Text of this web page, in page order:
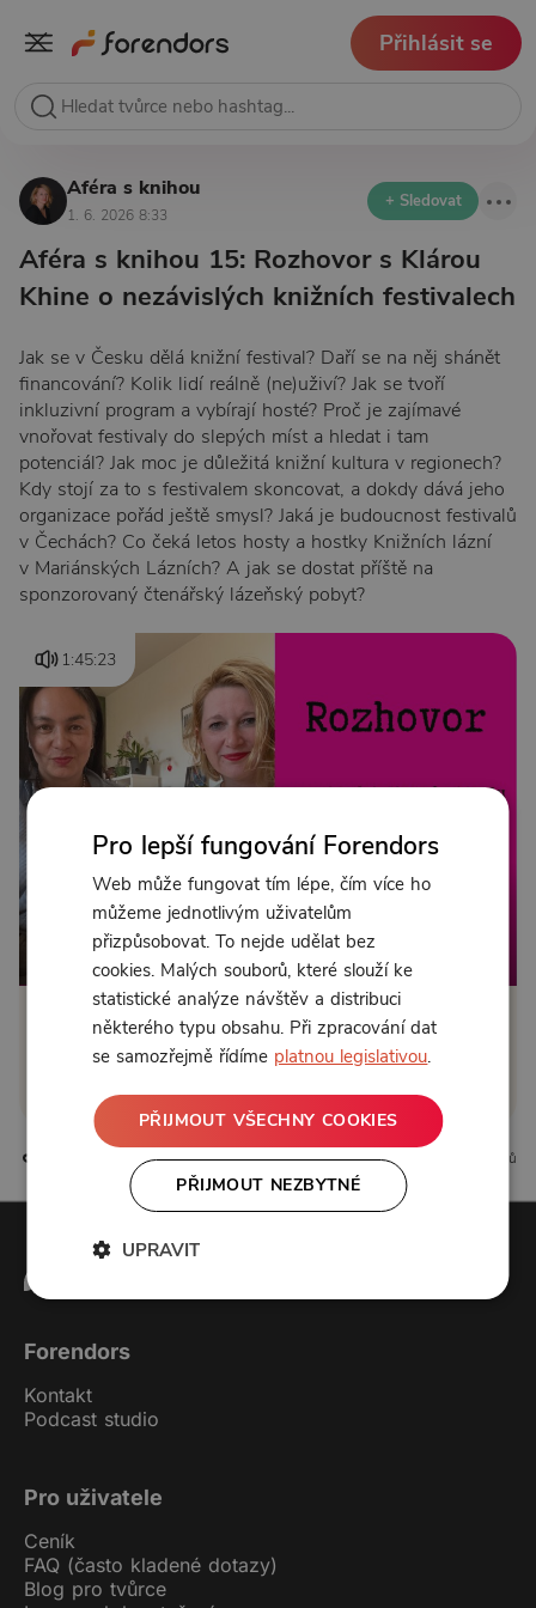
Přihlásit se
Aféra s knihou
1. 6. 2026 8:33
+ Sledovat
Aféra s knihou 15: Rozhovor s Klárou
Khine o nezávislých knižních festivalech
Jak se v Česku dělá knižní festival? Daří se na něj shánět
financování? Kolik lidí reálně (ne)uživí? Jak se tvoří
inkluzivní program a vybírají hosté? Proč je zajímavé
vnořovat festivaly do slepých míst a hledat i tam
potenciál? Jak moc je důležitá knižní kultura v regionech?
Kdy stojí za to s festivalem skoncovat, a dokdy dává jeho
organizace pořád ještě smysl? Jaká je budoucnost festivalů
v Čechách? Co čeká letos hosty a hostky Knižních lázní
v Mariánských Lázních? A jak se dostat příště na
sponzorovaný čtenářský lázeňský pobyt?
1:45:23
Od 169 Kč měsíčně nebo 89 Kč jednorázově
Zřídit předplatné
0 komentářů
Forendors
Kontakt
Podcast studio
Pro uživatele
Ceník
FAQ (často kladené dotazy)
Blog pro tvůrce
Pro lepší fungování Forendors
Web může fungovat tím lépe, čím více ho
můžeme jednotlivým uživatelům
přizpůsobovat. To nejde udělat bez
cookies. Malých souborů, které slouží ke
statistické analýze návštěv a distribuci
některého typu obsahu. Při zpracování dat
se samozřejmě řídíme platnou legislativou.
PŘIJMOUT VŠECHNY COOKIES
PŘIJMOUT NEZBYTNÉ
UPRAVIT